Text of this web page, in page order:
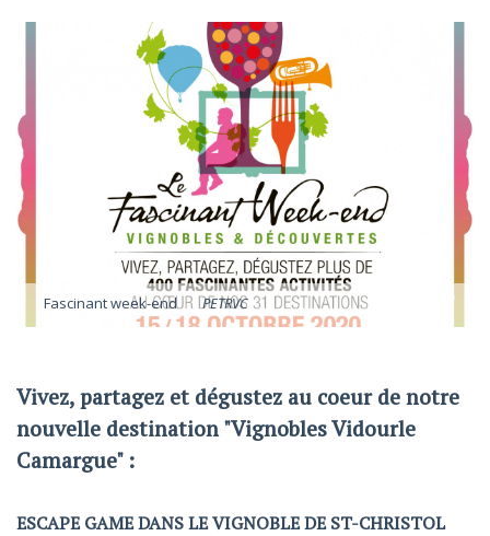
Fascinant week-end PETRVC
Vivez, partagez et dégustez au coeur de notre
nouvelle destination "Vignobles Vidourle
Camargue" :
ESCAPE GAME DANS LE VIGNOBLE DE ST-CHRISTOL